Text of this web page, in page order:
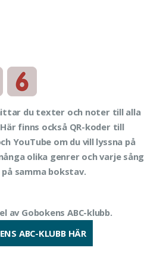
du texter och noter till alla
finns också QR-koder till
YouTube om du vill lyssna på
olika genrer och varje sång
samma bokstav.
av Gobokens ABC-klubb.
ABC-KLUBB HÄR